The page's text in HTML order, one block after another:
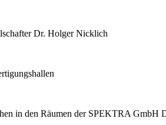
Dr. Holger Nicklich
in den Räumen der SPEKTRA GmbH